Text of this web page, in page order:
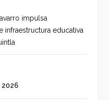
impulsa
infraestructura educativa